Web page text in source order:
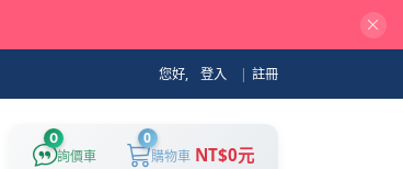
您好, 登入 | 註冊
0
詢價車
0
購物車 NT$0元